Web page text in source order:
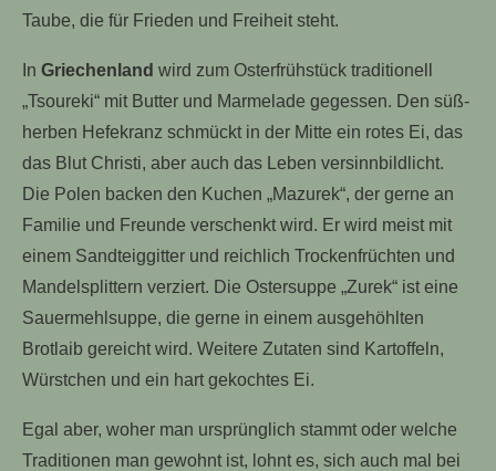
Taube, die für Frieden und Freiheit steht.
In Griechenland wird zum Osterfrühstück traditionell
„Tsoureki“ mit Butter und Marmelade gegessen. Den süß-
herben Hefekranz schmückt in der Mitte ein rotes Ei, das
das Blut Christi, aber auch das Leben versinnbildlicht.
Die Polen backen den Kuchen „Mazurek“, der gerne an
Familie und Freunde verschenkt wird. Er wird meist mit
einem Sandteiggitter und reichlich Trockenfrüchten und
Mandelsplittern verziert. Die Ostersuppe „Zurek“ ist eine
Sauermehlsuppe, die gerne in einem ausgehöhlten
Brotlaib gereicht wird. Weitere Zutaten sind Kartoffeln,
Würstchen und ein hart gekochtes Ei.
Egal aber, woher man ursprünglich stammt oder welche
Traditionen man gewohnt ist, lohnt es, sich auch mal bei